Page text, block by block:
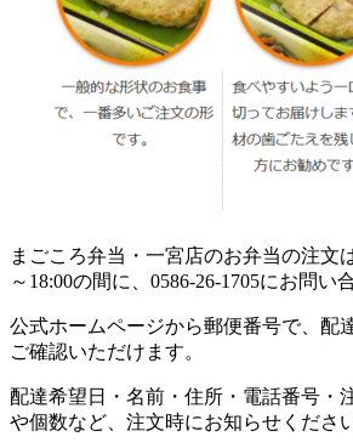
まごころ弁当・一宮店のお弁当の注文
～18:00の間に、0586-26-1705にお問い
公式ホームページから郵便番号で、配
ご確認いただけます。
配達希望日・名前・住所・電話番号・
や個数など、注文時にお知らせください